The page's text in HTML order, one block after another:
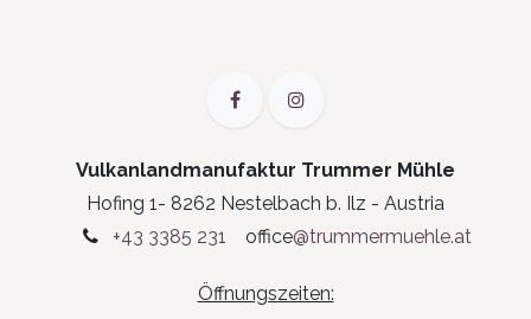
Vulkanlandmanufaktur Trummer Mühle
Hofing 1- 8262 Nestelbach b. Ilz - Austria
+43 3385 231
office@trummermuehle.at
Öffnungszeiten: